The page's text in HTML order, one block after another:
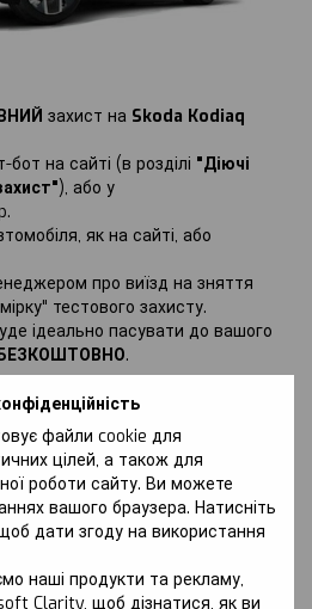
файли cookie для
цілей, а також для
роботи сайту. Ви можете
вашого браузера. Натисніть
дати згоду на використання
наші продукти та рекламу,
Clarity, щоб дізнатися, як ви
захист на Skoda Kodiaq
на сайті (в розділі "Діючі
), або у
як на сайті, або
про виїзд на зняття
тестового захисту.
ідеально пасувати до вашого
.